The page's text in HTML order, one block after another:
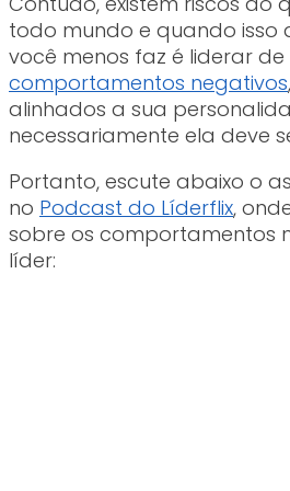
todo mundo e quando isso
você menos faz é liderar de
comportamentos negativos
alinhados a sua
necessariamente ela deve
Portanto, escute abaixo o
no Podcast do Líderflix,
sobre os comportamentos
líder: